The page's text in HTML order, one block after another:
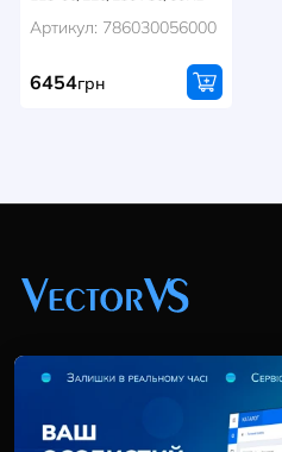
Артикул: 786030056000
6454грн
+38 (044) 369 51 57
02095, Україна, м. Київ,
info@vector-vs.com